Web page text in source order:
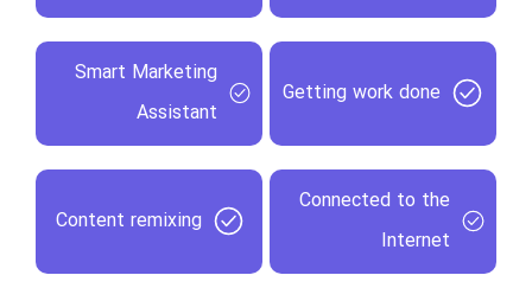
Getting work done
Smart Marketing
Assistant
Connected to the
Internet
Content remixing